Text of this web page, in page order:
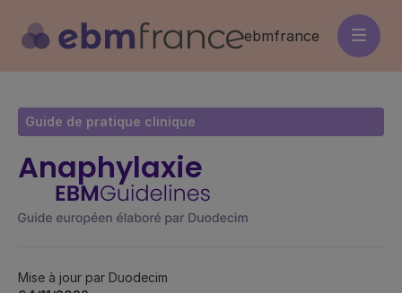
contenu
principal
ebmfrance
Guide de pratique clinique
Anaphylaxie
Mise à jour par Duodecim